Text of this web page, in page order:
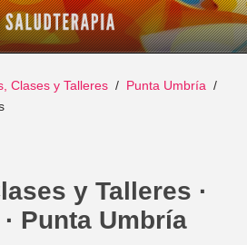
Clases y Talleres
Punta Umbría
y Talleres ·
Punta Umbría